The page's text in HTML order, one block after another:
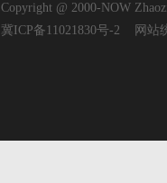
Copyright @ 2000-NOW
冀ICP备11021830号-2
网站